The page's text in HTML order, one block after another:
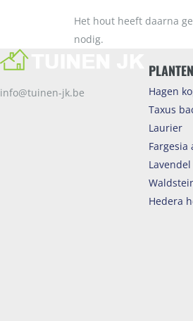
Het hout heeft daarna
nodig.
info@tuinen-jk.be
Hagen
Taxus
Laurier
Fargesia
Hedera